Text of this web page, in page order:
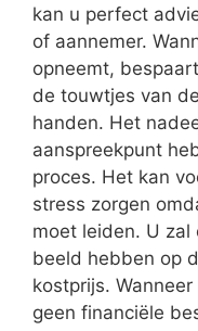
kan u perfect
of aannemer.
opneemt,
de touwtjes van
handen. Het
aanspreekpunt
proces. Het kan
stress zorgen
moet leiden. U
beeld hebben op
kostprijs.
geen financiële